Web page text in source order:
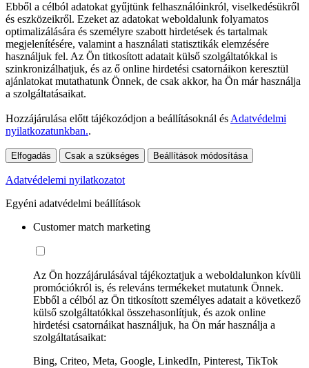
Ebből a célból adatokat gyűjtünk felhasználóinkról, viselkedésükről
és eszközeikről. Ezeket az adatokat weboldalunk folyamatos
optimalizálására és személyre szabott hirdetések és tartalmak
megjelenítésére, valamint a használati statisztikák elemzésére
használjuk fel. Az Ön titkosított adatait külső szolgáltatókkal is
szinkronizálhatjuk, és az ő online hirdetési csatornáikon keresztül
ajánlatokat mutathatunk Önnek, de csak akkor, ha Ön már használja
a szolgáltatásaikat.
Hozzájárulása előtt tájékozódjon a beállításoknál és Adatvédelmi
nyilatkozatunkban..
Elfogadás Csak a szükséges Beállítások módosítása
Adatvédelemi nyilatkozatot
Egyéni adatvédelmi beállítások
Customer match marketing
Az Ön hozzájárulásával tájékoztatjuk a weboldalunkon kívüli
promóciókról is, és releváns termékeket mutatunk Önnek.
Ebből a célból az Ön titkosított személyes adatait a következő
külső szolgáltatókkal összehasonlítjuk, és azok online
hirdetési csatornáikat használjuk, ha Ön már használja a
szolgáltatásaikat:
Bing, Criteo, Meta, Google, LinkedIn, Pinterest, TikTok